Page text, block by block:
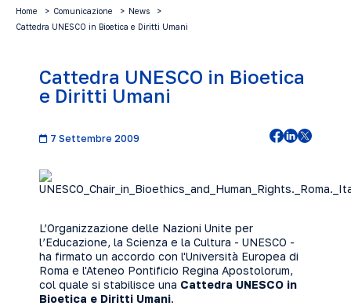
Home Comunicazione
News
Cattedra UNESCO in Bioetica e Diritti Umani
Cattedra UNESCO in Bioetica
e Diritti Umani
7 Settembre 2009
L’Organizzazione delle Nazioni Unite per
l’Educazione, la Scienza e la Cultura - UNESCO -
ha firmato un accordo con l'Università Europea di
Roma e l'Ateneo Pontificio Regina Apostolorum,
col quale si stabilisce una Cattedra UNESCO in
Bioetica e Diritti Umani.